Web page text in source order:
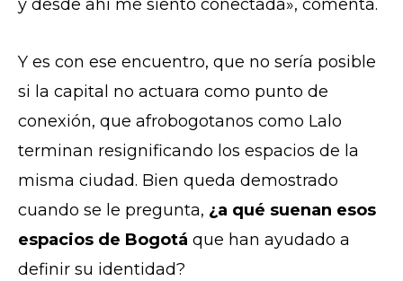
y desde ahí me siento conectada», comenta.
Y es con ese encuentro, que no sería posible
si la capital no actuara como punto de
conexión, que afrobogotanos como Lalo
terminan resignificando los espacios de la
misma ciudad. Bien queda demostrado
cuando se le pregunta, ¿a qué suenan esos
espacios de Bogotá que han ayudado a
definir su identidad?